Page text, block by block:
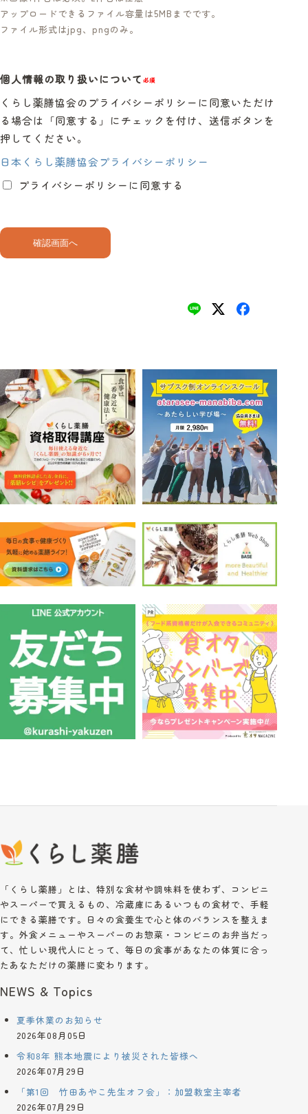
アップロードできるファイル容量は5MBまでです。
ファイル形式はjpg、pngのみ。
個人情報の取り扱いについて 必須
くらし薬膳協会のプライバシーポリシーに同意いただけ
る場合は「同意する」にチェックを付け、送信ボタンを
押してください。
日本くらし薬膳協会プライバシーポリシー
プライバシーポリシーに同意する
「くらし薬膳」とは、特別な食材や調味料を使わず、コンビニ
やスーパーで買えるもの、冷蔵庫にあるいつもの食材で、手軽
にできる薬膳です。日々の食養生で心と体のバランスを整えま
す。外食メニューやスーパーのお惣菜・コンビニのお弁当だっ
て、忙しい現代人にとって、毎日の食事があなたの体質に合っ
たあなただけの薬膳に変わります。
NEWS & Topics
夏季休業のお知らせ
2026年08月05日
令和8年 熊本地震により被災された皆様へ
2026年07月29日
「第1回 竹田あやこ先生オフ会」：加盟教室主宰者
2026年07月29日